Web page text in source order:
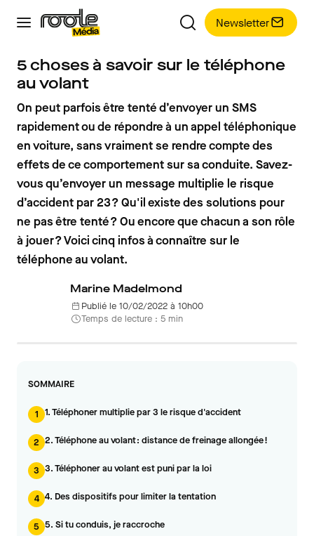
Newsletter
5 choses à savoir sur le téléphone
au volant
On peut parfois être tenté d’envoyer un SMS
rapidement ou de répondre à un appel téléphonique
en voiture, sans vraiment se rendre compte des
effets de ce comportement sur sa conduite. Savez-
vous qu’envoyer un message multiplie le risque
d’accident par 23 ? Qu'il existe des solutions pour
ne pas être tenté ? Ou encore que chacun a son rôle
à jouer ? Voici cinq infos à connaître sur le
téléphone au volant.
Marine Madelmond
Publié le 10/02/2022 à 10h00
Temps de lecture : 5 min
SOMMAIRE
1 1. Téléphoner multiplie par 3 le risque d'accident
2 2. Téléphone au volant : distance de freinage allongée !
3 3. Téléphoner au volant est puni par la loi
4 4. Des dispositifs pour limiter la tentation
5 5. Si tu conduis, je raccroche